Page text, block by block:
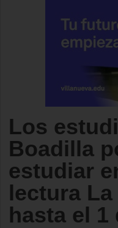
Los
Boadilla
estudiar
lectura
hasta el 1